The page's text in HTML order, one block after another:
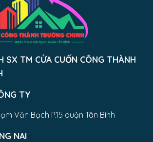
SX TM CỬA CUỐN CÔNG THÀNH
TY
Văn Bạch P.15 quận Tân Bình
NAI